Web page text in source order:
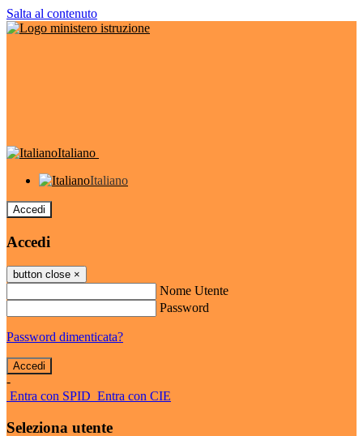
Salta al contenuto
Italiano
Italiano
Accedi
Accedi
button close ×
Nome Utente
Password
Password dimenticata?
-
Entra con SPID Entra con CIE
Seleziona utente